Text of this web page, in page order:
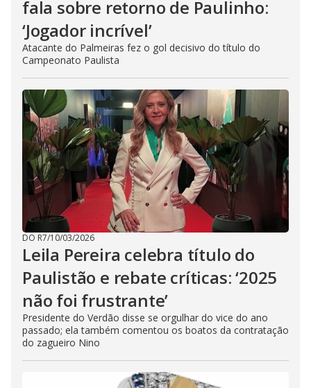
fala sobre retorno de Paulinho:
‘Jogador incrível’
Atacante do Palmeiras fez o gol decisivo do título do
Campeonato Paulista
DO R7/10/03/2026
Leila Pereira celebra título do
Paulistão e rebate críticas: ‘2025
não foi frustrante’
Presidente do Verdão disse se orgulhar do vice do ano
passado; ela também comentou os boatos da contratação
do zagueiro Nino